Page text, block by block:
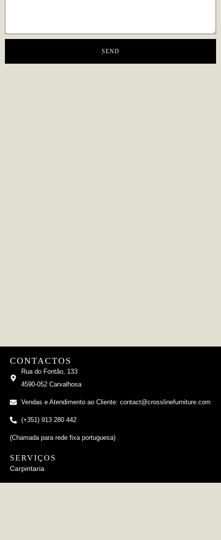
SEND
CONTACTOS
Rua do Fontão, 133
4590-052 Carvalhosa
Vendas e Atendimento ao Cliente: contact@crosslinefurniture.com
(+351) 913 280 442
(Chamada para rede fixa portuguesa)
SERVIÇOS
Carpintaria